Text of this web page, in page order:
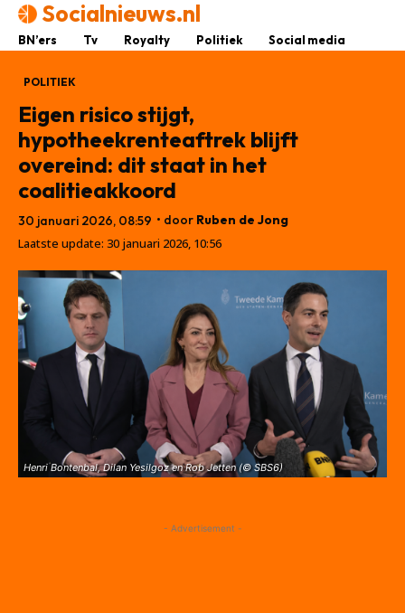
Socialnieuws.nl
BN’ers Tv Royalty Politiek Social media
POLITIEK
Eigen risico stijgt,
hypotheekrenteaftrek blijft
overeind: dit staat in het
coalitieakkoord
30 januari 2026, 08:59 • door Ruben de Jong
Laatste update: 30 januari 2026, 10:56
Henri Bontenbal, Dilan Yesilgoz en Rob Jetten (© SBS6)
- Advertisement -